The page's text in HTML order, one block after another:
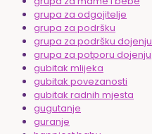
grupa za odgojitelje
grupa za podršku
grupa za podršku dojenju
grupa za potporu dojenju
gubitak mlijeka
gubitak povezanosti
gubitak radnih mjesta
gugutanje
guranje